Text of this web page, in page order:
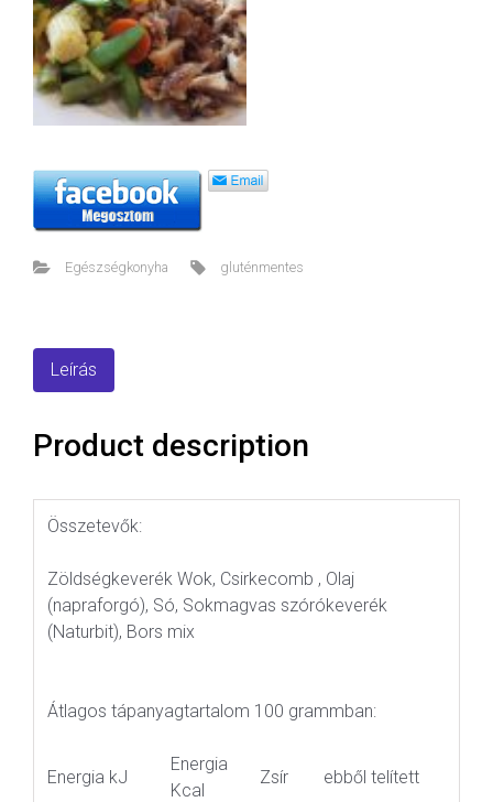
Egészségkonyha gluténmentes
Leírás
Product description
Összetevők:
Zöldségkeverék Wok, Csirkecomb , Olaj
(napraforgó), Só, Sokmagvas szórókeverék
(Naturbit), Bors mix
Átlagos tápanyagtartalom 100 grammban:
Energia kJ
Energia
Kcal
Zsír ebből telített